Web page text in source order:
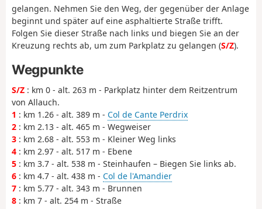
gelangen. Nehmen Sie den Weg, der gegenüber der Anlage
beginnt und später auf eine asphaltierte Straße trifft.
Folgen Sie dieser Straße nach links und biegen Sie an der
Kreuzung rechts ab, um zum Parkplatz zu gelangen (S/Z).
Wegpunkte
S/Z : km 0 - alt. 263 m - Parkplatz hinter dem Reitzentrum
von Allauch.
1 : km 1.26 - alt. 389 m - Col de Cante Perdrix
2 : km 2.13 - alt. 465 m - Wegweiser
3 : km 2.68 - alt. 553 m - Kleiner Weg links
4 : km 2.97 - alt. 517 m - Ebene
5 : km 3.7 - alt. 538 m - Steinhaufen – Biegen Sie links ab.
6 : km 4.7 - alt. 438 m - Col de l'Amandier
7 : km 5.77 - alt. 343 m - Brunnen
8 : km 7 - alt. 254 m - Straße